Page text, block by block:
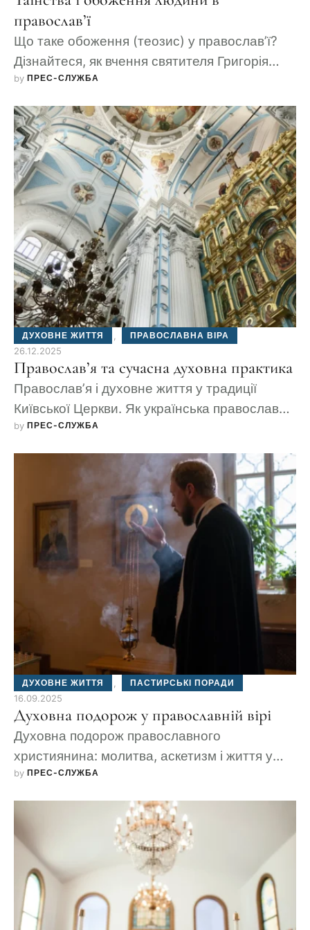
православ’ї
Що таке обоження (теозис) у православ’ї?
Дізнайтеся, як вчення святителя Григорія
Палами розкриває мету християнського
нетварні енергії.
by ПРЕС-СЛУЖБА
ДУХОВНЕ ЖИТТЯ ПРАВОСЛАВНА ВІРА
26.12.2025
Православ’я та сучасна духовна практика
Православ’я і духовне життя у традиції
Київської Церкви. Як українська православна
громада в Німеччині зберігає віру і духовну
by ПРЕС-СЛУЖБА
ДУХОВНЕ ЖИТТЯ ПАСТИРСЬКІ ПОРАДИ
16.09.2025
Духовна подорож у православній вірі
Духовна подорож православного
християнина: молитва, аскетизм і життя у
громаді Київської Церкви.
by ПРЕС-СЛУЖБА